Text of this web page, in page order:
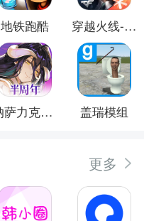
地铁跑酷 穿越火线-枪战王者
纳萨力克之王 盖瑞模组
更多